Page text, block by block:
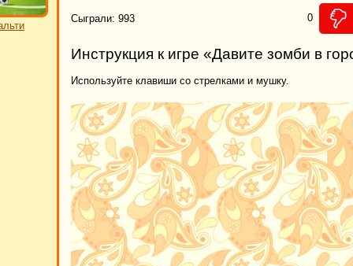
Сыграли: 993 0
Инструкция к игре «Давите зомби в
Используйте клавиши со стрелками и мушку.